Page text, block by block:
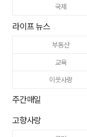
국제
라이프 뉴스
부동산
교육
이웃사랑
주간매일
고향사랑